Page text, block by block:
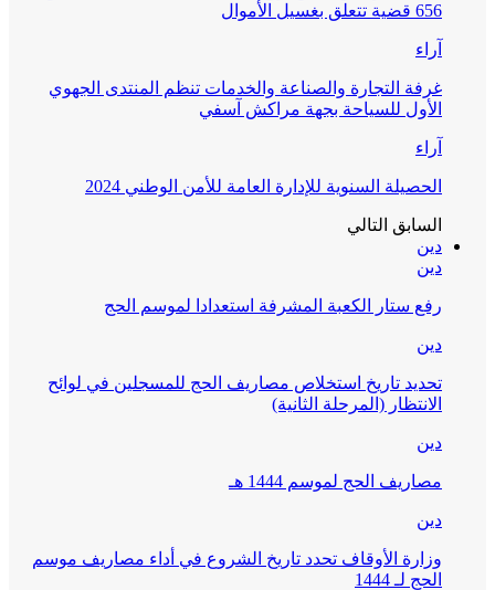
656 قضية تتعلق بغسيل الأموال
آراء
غرفة التجارة والصناعة والخدمات تنظم المنتدى الجهوي
الأول للسياحة بجهة مراكش آسفي
آراء
الحصيلة السنوية للإدارة العامة للأمن الوطني 2024
السابق التالي
دين
دين
رفع ستار الكعبة المشرفة استعدادا لموسم الحج
دين
تحديد تاريخ استخلاص مصاريف الحج للمسجلين في لوائح
الانتظار (المرحلة الثانية)
دين
مصاريف الحج لموسم 1444 هـ
دين
وزارة الأوقاف تحدد تاريخ الشروع في أداء مصاريف موسم
الحج لـ 1444